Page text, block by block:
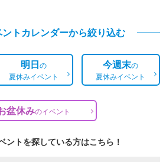
トカレンダーから絞り込む
明日の
夏休みイベント
今週末の
夏休みイベント
盆休みのイベント
ントを探している方はこちら！